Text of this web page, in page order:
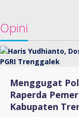
Opini
Menggugat
Raperda
Kabupaten